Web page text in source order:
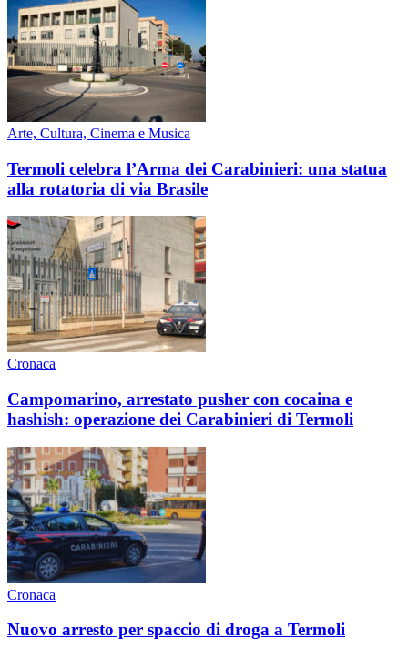
Arte, Cultura, Cinema e Musica
Termoli celebra l’Arma dei Carabinieri: una statua
alla rotatoria di via Brasile
Cronaca
Campomarino, arrestato pusher con cocaina e
hashish: operazione dei Carabinieri di Termoli
Cronaca
Nuovo arresto per spaccio di droga a Termoli